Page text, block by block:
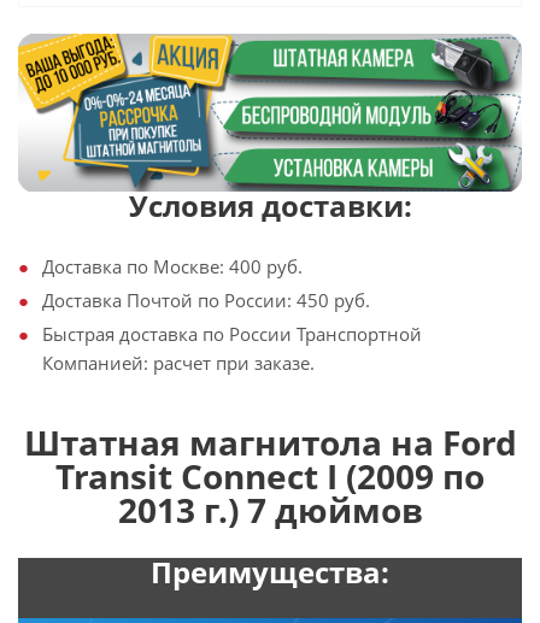
Условия доставки:
Доставка по Москве: 400 руб.
Доставка Почтой по России: 450 руб.
Быстрая доставка по России Транспортной
Компанией: расчет при заказе.
Штатная магнитола на Ford
Transit Connect I (2009 по
2013 г.) 7 дюймов
Преимущества: